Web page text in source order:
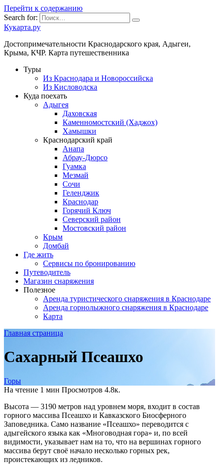
Перейти к содержанию
Search for:
Кукарта.ру
Достопримечательности Краснодарского края, Адыгеи,
Крыма, КЧР. Карта путешественника
Туры
Из Краснодара и Новороссийска
Из Кисловодска
Куда поехать
Адыгея
Даховская
Каменномостский (Хаджох)
Хамышки
Краснодарский край
Анапа
Абрау-Дюрсо
Гуамка
Мезмай
Сочи
Геленджик
Краснодар
Горячий Ключ
Северский район
Мостовский район
Крым
Домбай
Где жить
Сервисы по бронированию
Путеводитель
Магазин снаряжения
Полезное
Аренда туристического снаряжения в Краснодаре
Аренда горнолыжного снаряжения в Краснодаре
Карта
Главная страница
Сахарный Псеашхо
Горы
На чтение 1 мин Просмотров 4.8к.
Высота — 3190 метров над уровнем моря, входит в состав
горного массива Псеашхо и Кавказского Биосферного
Заповедника. Само название «Псеашхо» переводится с
адыгейского языка как «Многоводная гора» и, по всей
видимости, указывает нам на то, что на вершинах горного
массива берут своё начало несколько горных рек,
проистекающих из ледников.